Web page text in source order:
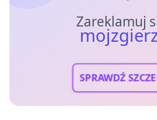
Zareklamuj
SPRAWDŹ